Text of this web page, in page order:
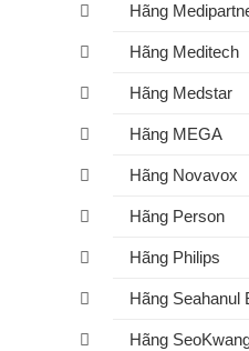
Hãng
Hãng Meditech
Hãng Medstar
Hãng MEGA
Hãng Novavox
Hãng Person
Hãng Philips
Hãng Seahanul
Hãng